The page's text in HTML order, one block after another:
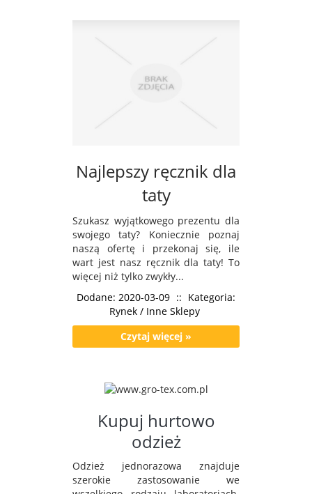
Najlepszy ręcznik dla
taty
Szukasz wyjątkowego prezentu dla
swojego taty? Koniecznie poznaj
naszą ofertę i przekonaj się, ile
wart jest nasz ręcznik dla taty! To
więcej niż tylko zwykły...
Dodane: 2020-03-09 :: Kategoria:
Rynek / Inne Sklepy
Czytaj więcej »
Kupuj hurtowo
odzież
Odzież jednorazowa znajduje
szerokie zastosowanie we